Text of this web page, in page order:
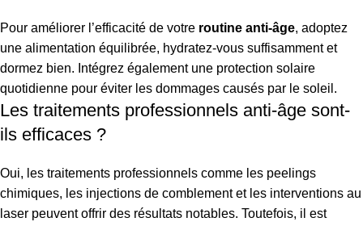
Pour améliorer l’efficacité de votre routine anti-âge, adoptez
une alimentation équilibrée, hydratez-vous suffisamment et
dormez bien. Intégrez également une protection solaire
quotidienne pour éviter les dommages causés par le soleil.
Les traitements professionnels anti-âge sont-
ils efficaces ?
Oui, les traitements professionnels comme les peelings
chimiques, les injections de comblement et les interventions au
laser peuvent offrir des résultats notables. Toutefois, il est